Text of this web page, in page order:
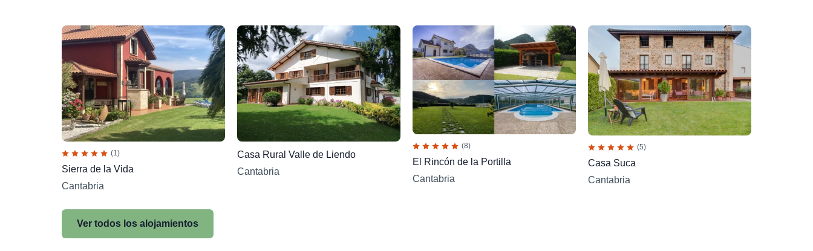
(1)
Sierra de la Vida
Cantabria
Casa Rural Valle de Liendo
Cantabria
(8)
El Rincón de la Portilla
Cantabria
(5)
Casa Suca
Cantabria
Ver todos los alojamientos